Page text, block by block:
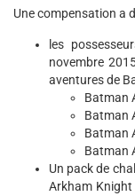
Une compensation a
les
novembre
aventures de
Batman
Batman
Batman
Batman
Un pack de
Arkham